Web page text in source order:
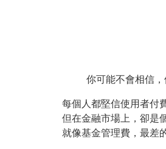
你可能不會相信，
每個人都堅信使用者付
但在金融市場上，卻是
就像基金管理費，最差